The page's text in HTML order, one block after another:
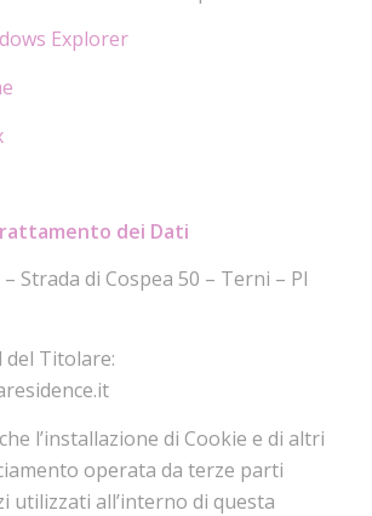
Explorer
dei Dati
– Strada di Cospea 50 – Terni – PI
del Titolare:
l’installazione di Cookie e di altri
operata da terze parti
utilizzati all’interno di questa